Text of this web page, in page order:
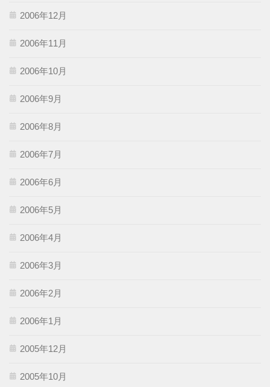
2006年12月
2006年11月
2006年10月
2006年9月
2006年8月
2006年7月
2006年6月
2006年5月
2006年4月
2006年3月
2006年2月
2006年1月
2005年12月
2005年10月